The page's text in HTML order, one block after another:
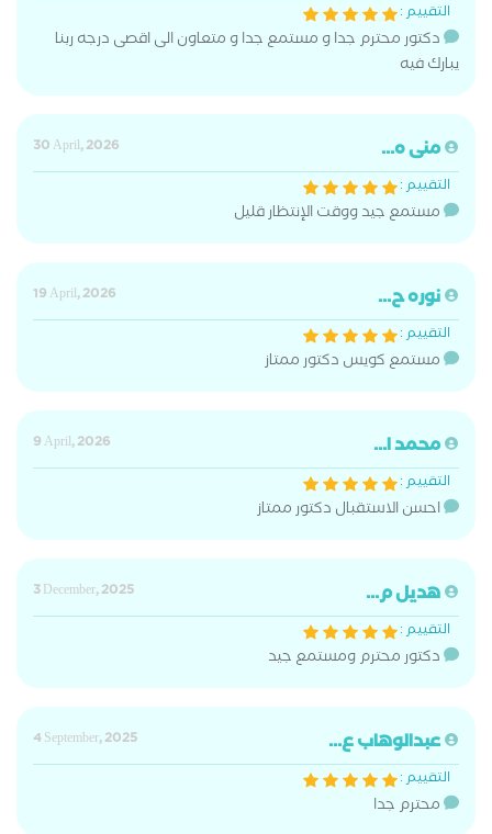
التقييم :
دكتور محترم جدا و مستمع جدا و متعاون الى اقصى درجه ربنا
يبارك فيه
منى ه...
30 April, 2026
التقييم :
مستمع جيد ووقت الإنتظار قليل
نوره ح...
19 April, 2026
التقييم :
مستمع كويس دكتور ممتاز
محمد ا...
9 April, 2026
التقييم :
احسن الاستقبال دكتور ممتاز
هديل م...
3 December, 2025
التقييم :
دكتور محترم ومستمع جيد
عبدالوهاب ع...
4 September, 2025
التقييم :
محترم جدا